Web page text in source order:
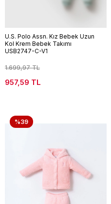
U.S. Polo Assn. Kız Bebek Uzun
Kol Krem Bebek Takımı
USB2747-C-V1
1.699,97 TL
957,59 TL
%39